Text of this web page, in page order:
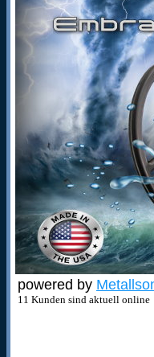
powered by
11 Kunden sind aktuell online